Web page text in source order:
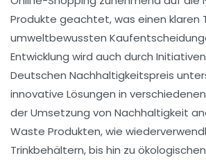
Produkte geachtet, was einen klaren
umweltbewussten
Entwicklung wird auch durch
Deutschen Nachhaltigkeitspreis
innovative Lösungen in
der Umsetzung von Nachhaltigkeit
Waste Produkten, wie
Trinkbehältern, bis hin zu